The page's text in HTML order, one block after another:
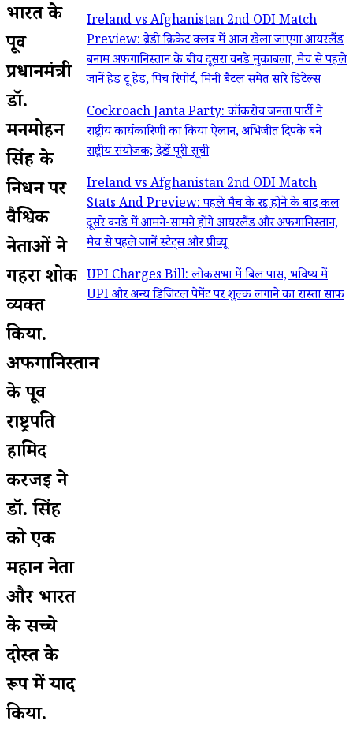
भारत के
पूर्व
प्रधानमंत्री
डॉ.
मनमोहन
सिंह के
निधन पर
वैश्विक
नेताओं ने
गहरा शोक
व्यक्त
किया.
अफगानिस्तान
के पूर्व
राष्ट्रपति
हामिद
करजई ने
डॉ. सिंह
को एक
महान नेता
और भारत
के सच्चे
दोस्त के
रूप में याद
किया.
Ireland vs Afghanistan 2nd ODI Match
Preview: ब्रेडी क्रिकेट क्लब में आज खेला जाएगा आयरलैंड
बनाम अफगानिस्तान के बीच दूसरा वनडे मुकाबला, मैच से पहले
जानें हेड टू हेड, पिच रिपोर्ट, मिनी बैटल समेत सारे डिटेल्स
Cockroach Janta Party: कॉकरोच जनता पार्टी ने
राष्ट्रीय कार्यकारिणी का किया ऐलान, अभिजीत दिपके बने
राष्ट्रीय संयोजक; देखें पूरी सूची
Ireland vs Afghanistan 2nd ODI Match
Stats And Preview: पहले मैच के रद्द होने के बाद कल
दूसरे वनडे में आमने-सामने होंगे आयरलैंड और अफगानिस्तान,
मैच से पहले जानें स्टैट्स और प्रीव्यू
UPI Charges Bill: लोकसभा में बिल पास, भविष्य में
UPI और अन्य डिजिटल पेमेंट पर शुल्क लगाने का रास्ता साफ